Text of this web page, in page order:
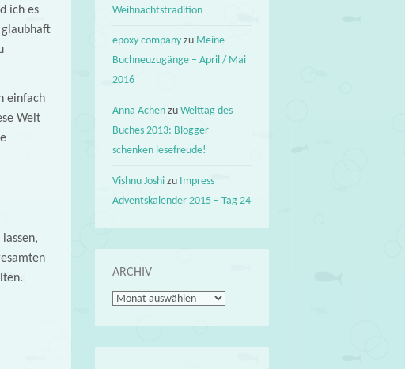
ich es
einfach
Welt
Weihnachtstradition
epoxy company zu Meine
Buchneuzugänge – April / Mai
2016
Anna Achen zuWelttag des
Buches 2013: Blogger
schenken lesefreude!
Vishnu Joshi zu Impress
Adventskalender 2015 – Tag 24
ARCHIV
Archiv